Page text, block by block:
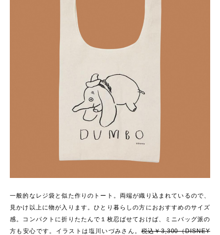
一般的なレジ袋と似た作りのトート。両端が織り込まれているので、
見かけ以上に物が入ります。ひとり暮らしの方におおすすめのサイズ
感。コンパクトに折りたたんで１枚忍ばせておけば、ミニバッグ派の
方も安心です。イラストは塩川いづみさん。税込￥3,300（DISNEY